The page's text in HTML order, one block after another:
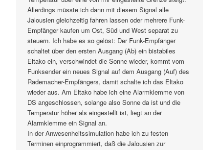
Allerdings müsste ich dann mit diesem Signal alle
Jalousien gleichzeitig fahren lassen oder mehrere Funk-
Empfänger kaufen um Ost, Süd und West separat zu
steuern. Ich habe es so gelöst: Der Funk-Empfänger
schaltet über den ersten Ausgang (Ab) ein bistabiles
Eltako ein, verschwindet die Sonne wieder, kommt vom
Funksender ein neues Signal auf dem Ausgang (Auf) des
Rademacher-Empfängers, damit schalte ich das Eltako
wieder aus. Am Eltako habe ich eine Alarmklemme von
DS angeschlossen, solange also Sonne da ist und die
Temperatur höher als eingestellt ist, liegt an der
Alarmklemme ein Signal an.
In der Anwesenheitssimulation habe ich zu festen
Terminen einprogrammiert, daß die Jalousien zur